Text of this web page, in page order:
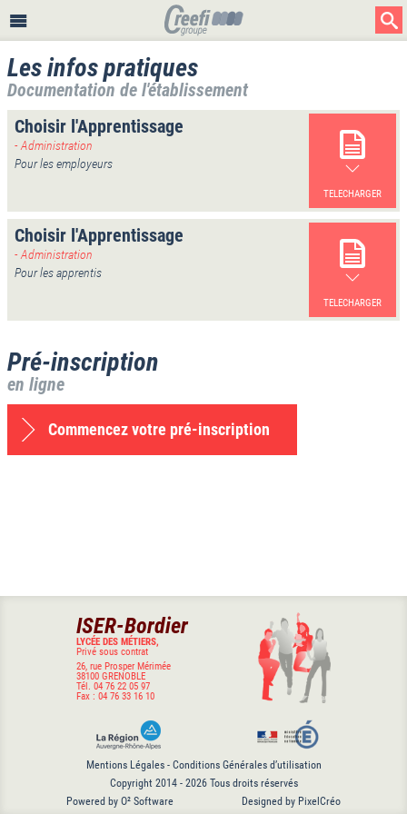
Les infos pratiques
Documentation de l'établissement
Choisir l'Apprentissage
- Administration
Pour les employeurs
TELECHARGER
Choisir l'Apprentissage
- Administration
Pour les apprentis
TELECHARGER
Pré-inscription
en ligne
Commencez votre pré-inscription
ISER-Bordier
LYCÉE DES MÉTIERS,
Privé sous contrat
26, rue Prosper Mérimée
38100 GRENOBLE
Tél.04 76 22 05 97
Fax :04 76 33 16 10
Mentions Légales - Conditions Générales d’utilisation
Copyright 2014 - 2026 Tous droits réservés
Powered by O² Software
Designed by PixelCréo